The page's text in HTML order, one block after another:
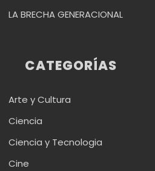
LA BRECHA GENERACIONAL
CATEGORÍAS
Arte y Cultura
Ciencia
Ciencia y Tecnologia
Cine